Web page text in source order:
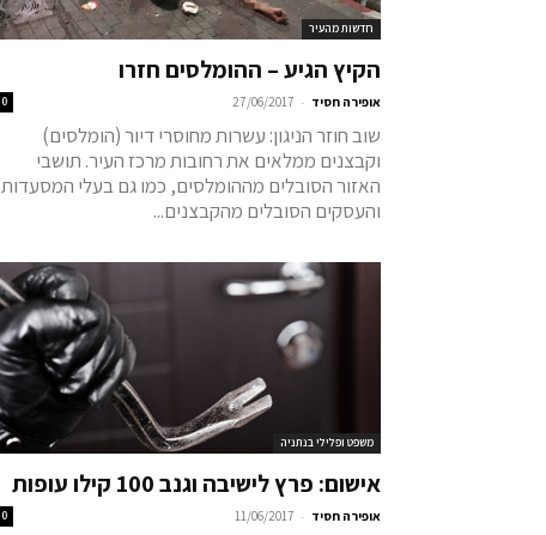
חדשות מהעיר
הקיץ הגיע – ההומלסים חזרו
אופירה חסיד -
27/06/2017
0
שוב חוזר הניגון: עשרות מחוסרי דיור (הומלסים)
וקבצנים ממלאים את רחובות מרכז העיר. תושבי
האזור הסובלים מההומלסים, כמו גם בעלי המסעדות
והעסקים הסובלים מהקבצנים...
משפט ופלילי בנתניה
אישום: פרץ לישיבה וגנב 100 קילו עופות
אופירה חסיד -
11/06/2017
0